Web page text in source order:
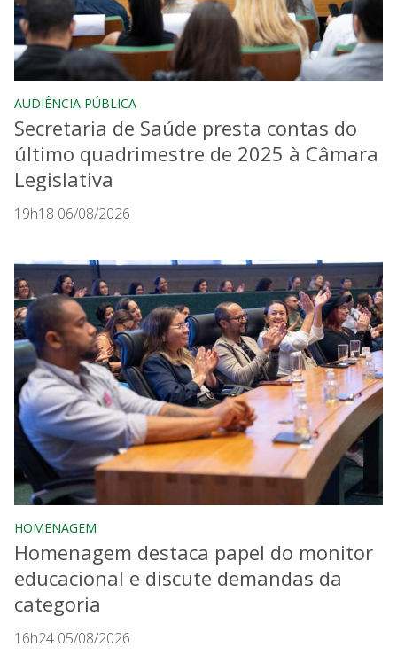
AUDIÊNCIA PÚBLICA
Secretaria de Saúde presta contas do
último quadrimestre de 2025 à Câmara
Legislativa
19h18 06/08/2026
HOMENAGEM
Homenagem destaca papel do monitor
educacional e discute demandas da
categoria
16h24 05/08/2026